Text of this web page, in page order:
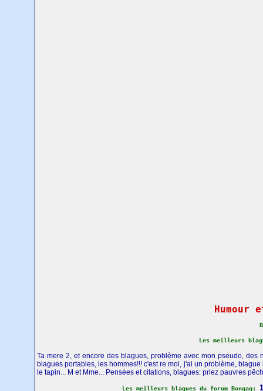
Humour
Les meilleurs
Ta mere 2, et encore des blagues, problème avec mon pseudo,
blagues portables, les hommes!!! c'est re moi, j'ai un problème,
le tapin... M et Mme... Pensées et citations, blagues: priez pauvres
Les meilleurs blagues du forum Bongag: 1